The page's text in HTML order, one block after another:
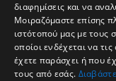
διαφημίσεις και να
Μοιραζόμαστε επίσης
ιστότοπού μας με τους
οποίοι ενδέχεται να
έχετε παράσχει ή που
τους από εσάς.